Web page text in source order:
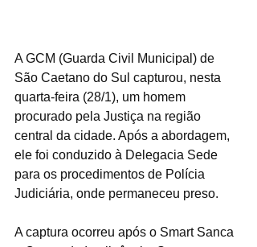
A GCM (Guarda Civil Municipal) de
São Caetano do Sul capturou, nesta
quarta-feira (28/1), um homem
procurado pela Justiça na região
central da cidade. Após a abordagem,
ele foi conduzido à Delegacia Sede
para os procedimentos de Polícia
Judiciária, onde permaneceu preso.
A captura ocorreu após o Smart Sanca